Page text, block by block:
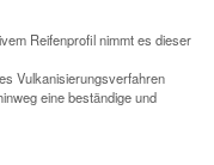
Reifenprofil nimmt es dieser
Vulkanisierungsverfahren
eine beständige und